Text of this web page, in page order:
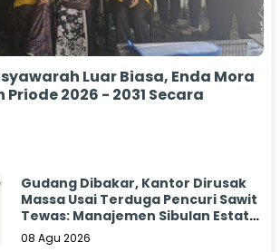
Luar Biasa, Enda Mora
2026 - 2031 Secara
Gudang Dibakar, Kantor Dirusak
Massa Usai Terduga Pencuri Sawit
Tewas: Manajemen Sibulan Estate
Bungkam
08 Agu 2026